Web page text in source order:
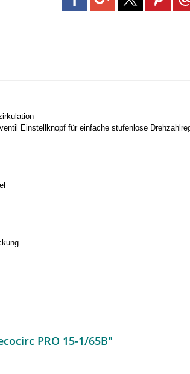
Einstellknopf für einfache stufenlose
PRO 15-1/65B"